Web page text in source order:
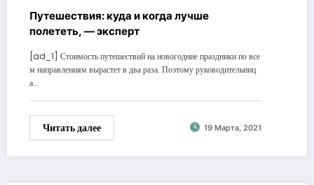
Путешествия: куда и когда лучше
полететь, — эксперт
[ad_1] Стоимость путешествий на новогодние праздники по все
м направлениям вырастет в два раза. Поэтому руководительниц
а…
Читать далее 19 Марта, 2021